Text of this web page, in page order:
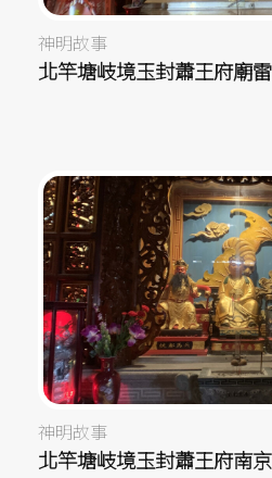
神明故事
北竿塘岐境玉封蕭王府廟
神明故事
北竿塘岐境玉封蕭王府南